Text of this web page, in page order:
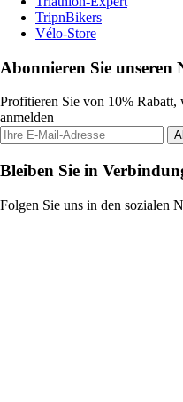
TripnBikers
Vélo-Store
Abonnieren Sie unseren
Profitieren Sie von 10% Rabatt,
anmelden
Bleiben Sie in
Folgen Sie uns in den sozialen